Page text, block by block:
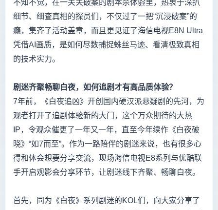
不知不觉，在一关关破案的剧本杀体验里，热衷于深扒
细节、细查真相的探员们，不仅过了一把“沉浸破案”的
瘾，集齐了活动盖章，而且更见证了海信电视E8N Ultra
凭借AI画质，是如何尽数捕捉蛛丝马迹、看清极致真相
的技术实力。
剧迷齐聚畅聊白夜，如何追剧才有高品质体验？
7年前，《白夜追凶》开创国内硬汉派悬疑剧的先河，为
观者打开了追剧体验新的大门，这个万众期待的大热
IP，令观众催更了一年又一年，直至今年续作《白夜破
晓》“如7而至”。作为一路陪伴的剧迷来说，也有很多心
得和体会想要分享交流，现场海信电视E8系列与优酷联
手开启观影会分享环节，让剧迷线下齐聚、畅聊白夜。
首先，同为《白夜》系列剧迷的KOL们，向大家分享了